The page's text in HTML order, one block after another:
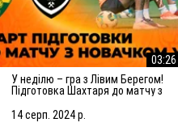
03:26
У неділю – гра з Лівим Берегом!
Підготовка Шахтаря до матчу з
14 серп. 2024 р.